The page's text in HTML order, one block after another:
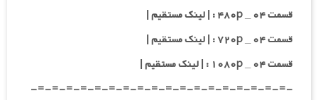
قسمت ۰۴ _ ۴۸۰p : | لینک مستقیم |
قسمت ۰۴ _ ۷۲۰p : | لینک مستقیم |
قسمت ۰۴ _ ۱۰۸۰p : | لینک مستقیم |
-=-=-=-=-=-=-=-=-=-=-=-=-=-=-=-=-=-=-